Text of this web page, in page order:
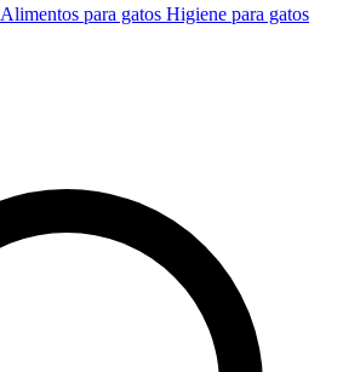
Alimentos para gatos Higiene para gatos